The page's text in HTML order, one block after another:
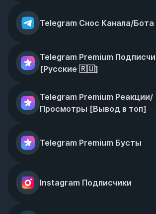
Telegram Снос Канала/Бота
Telegram Premium
[Русские 🇷🇺]
Telegram Premium Реакции/
Просмотры [Вывод в топ]
Telegram Premium Бусты
Instagram Подписчики